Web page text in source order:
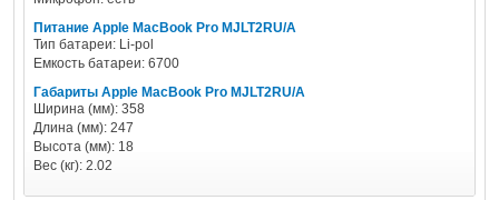
Питание Apple MacBook Pro MJLT2RU/A
Тип батареи: Li-pol
Емкость батареи: 6700
Габариты Apple MacBook Pro MJLT2RU/A
Ширина (мм): 358
Длина (мм): 247
Высота (мм): 18
Вес (кг): 2.02